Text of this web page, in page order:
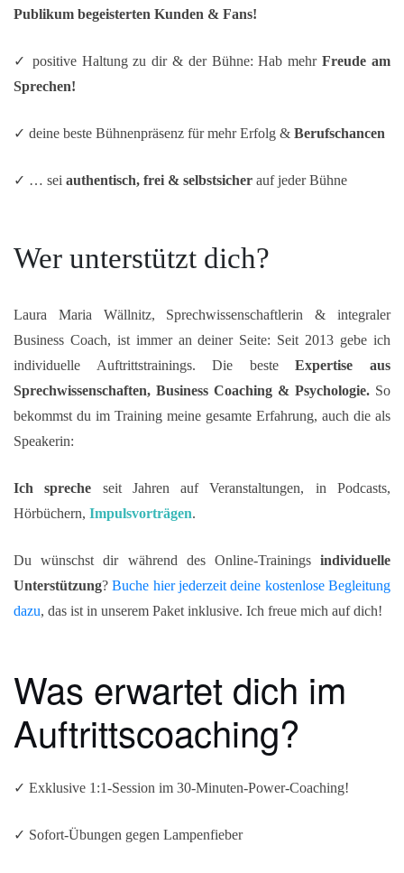
Publikum begeisterten Kunden & Fans!
✓ positive Haltung zu dir & der Bühne: Hab mehrFreude am
Sprechen!
✓ deine beste Bühnenpräsenz für mehr Erfolg & Berufschancen
✓ … sei authentisch, frei & selbstsicher auf jeder Bühne
Wer unterstützt dich?
Laura Maria Wällnitz, Sprechwissenschaftlerin & integraler
Business Coach, ist immer an deiner Seite: Seit 2013 gebe ich
individuelle Auftrittstrainings. Die besteExpertise aus
Sprechwissenschaften, Business Coaching & Psychologie. So
bekommst du im Training meine gesamte Erfahrung, auch die als
Speakerin:
Ich spreche seit Jahren auf Veranstaltungen, in Podcasts,
Hörbüchern, Impulsvorträgen.
Du wünschst dir während des Online-Trainings individuelle
Unterstützung?Buche hier jederzeit deine kostenlose Begleitung
dazu, das ist in unserem Paket inklusive. Ich freue mich auf dich!
Was erwartet dich im
Auftrittscoaching?
✓ Exklusive 1:1-Session im 30-Minuten-Power-Coaching!
✓ Sofort-Übungen gegen Lampenfieber